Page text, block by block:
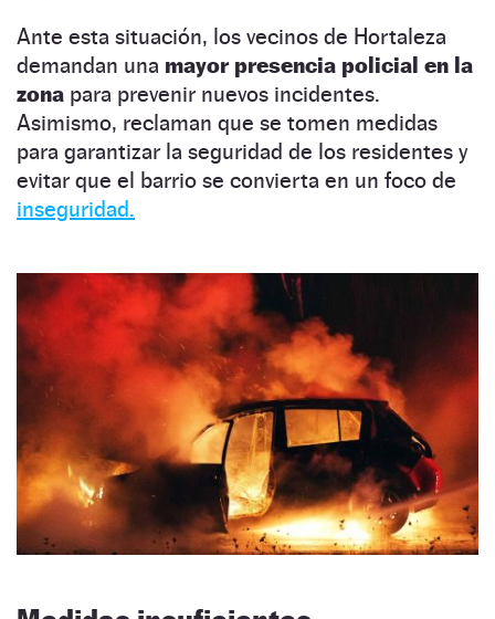
Ante esta situación, los vecinos de Hortaleza
demandan una mayor presencia policial en la
zona para prevenir nuevos incidentes.
Asimismo, reclaman que se tomen medidas
para garantizar la seguridad de los residentes y
evitar que el barrio se convierta en un foco de
inseguridad.